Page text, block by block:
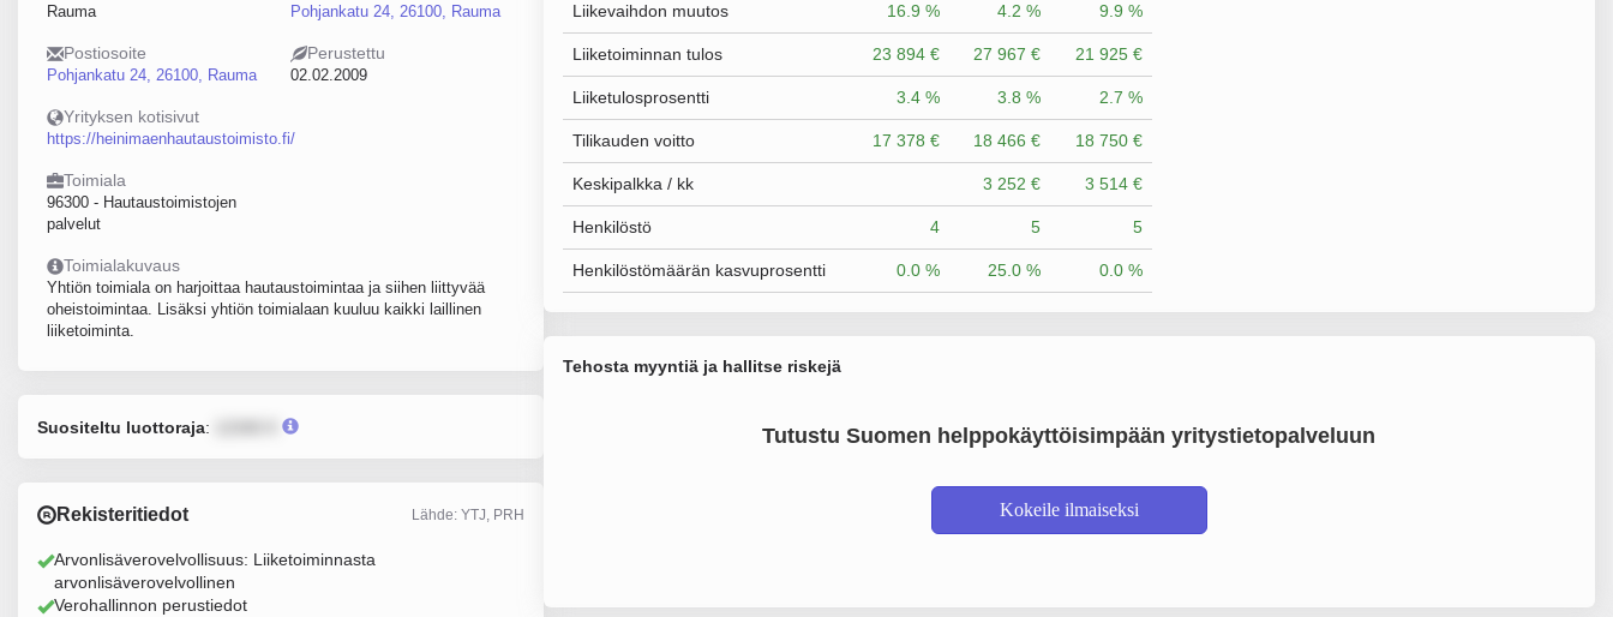
Rauma Pohjankatu 24, 26100, Rauma
Postiosoite
Pohjankatu 24, 26100, Rauma
Perustettu
02.02.2009
Yrityksen kotisivut
https://heinimaenhautaustoimisto.fi/
Toimiala
96300 - Hautaustoimistojen
palvelut
Toimialakuvaus
Yhtiön toimiala on harjoittaa hautaustoimintaa ja siihen liittyvää
oheistoimintaa. Lisäksi yhtiön toimialaan kuuluu kaikki laillinen
liiketoiminta.
Suositeltu luottoraja:
Rekisteritiedot Lähde: YTJ, PRH
Arvonlisäverovelvollisuus: Liiketoiminnasta
arvonlisäverovelvollinen
Verohallinnon perustiedot
Liikevaihdon muutos 16.9 % 4.2 % 9.9 %
Liiketoiminnan tulos 23 894 € 27 967 € 21 925 €
Liiketulosprosentti 3.4 % 3.8 % 2.7 %
Tilikauden voitto 17 378 € 18 466 € 18 750 €
Keskipalkka / kk 3 252 € 3 514 €
Henkilöstö 4 5 5
Henkilöstömäärän kasvuprosentti 0.0 % 25.0 % 0.0 %
Tehosta myyntiä ja hallitse riskejä
Tutustu Suomen helppokäyttöisimpään yritystietopalveluun
Kokeile ilmaiseksi